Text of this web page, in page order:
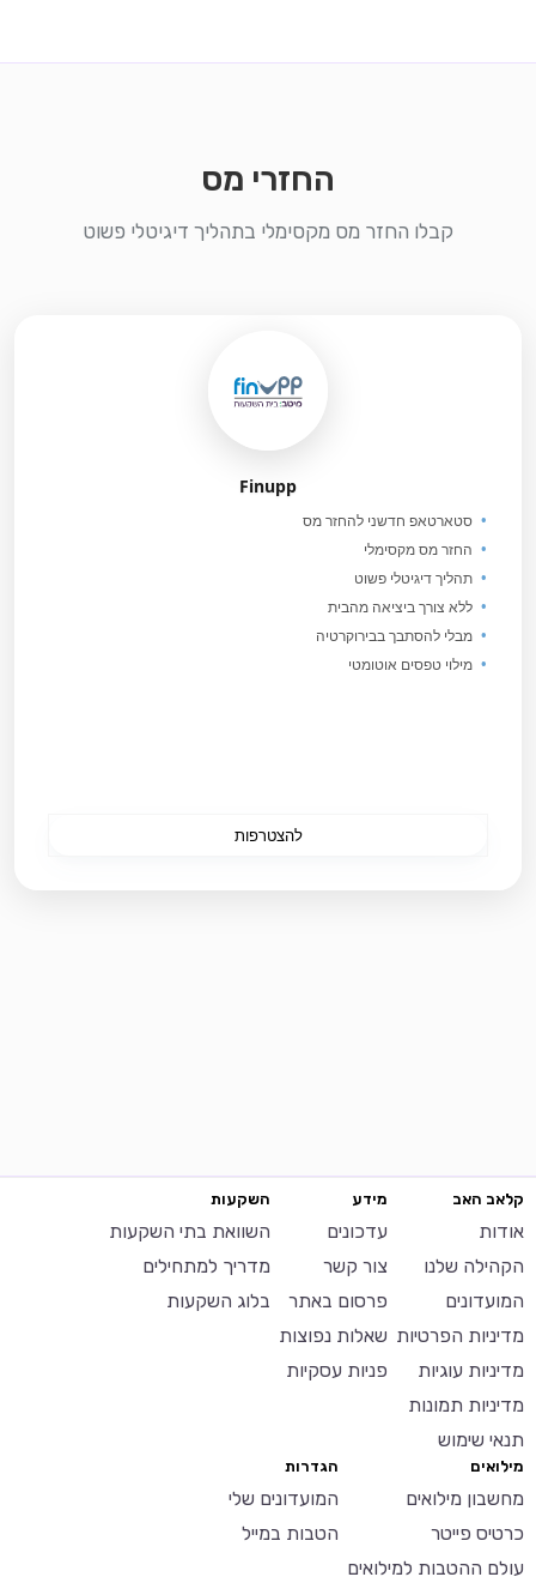
החזרי מס
קבלו החזר מס מקסימלי בתהליך דיגיטלי פשוט
Finupp
סטארטאפ חדשני להחזר מס
החזר מס מקסימלי
תהליך דיגיטלי פשוט
ללא צורך ביציאה מהבית
מבלי להסתבך בבירוקרטיה
מילוי טפסים אוטומטי
להצטרפות
קלאב האב
אודות
הקהילה שלנו
המועדונים
מדיניות הפרטיות
מדיניות עוגיות
מדיניות תמונות
תנאי שימוש
מידע
עדכונים
צור קשר
פרסום באתר
שאלות נפוצות
פניות עסקיות
השקעות
השוואת בתי השקעות
מדריך למתחילים
בלוג השקעות
מילואים
מחשבון מילואים
כרטיס פייטר
עולם ההטבות למילואים
הגדרות
המועדונים שלי
הטבות במייל